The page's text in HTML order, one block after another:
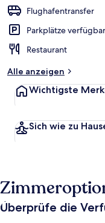
Flughafentransfer
Parkplätze verfügbar
Restaurant
Alle anzeigen
Wichtigste
Sich wie zu
Überprüfe die